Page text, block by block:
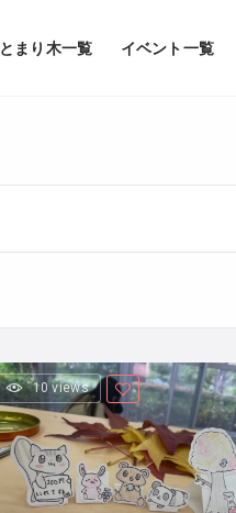
とまり木一覧 イベント一覧
10 views